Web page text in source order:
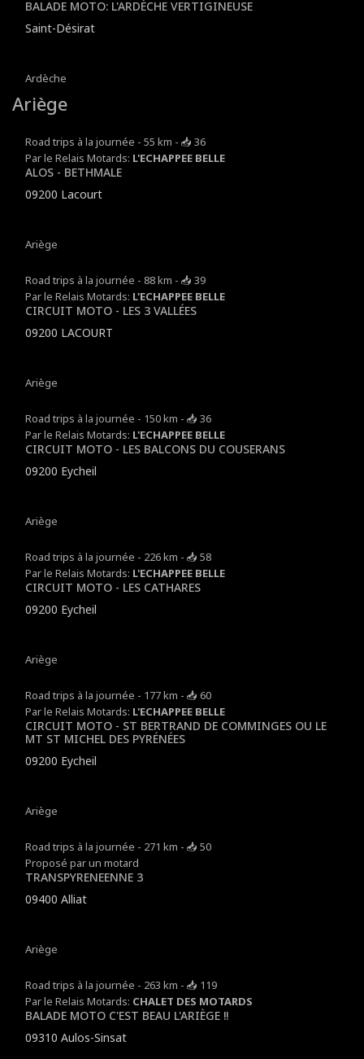
BALADE MOTO: L'ARDÈCHE VERTIGINEUSE
Saint-Désirat
Ardèche
Ariège
Road trips à la journée - 55 km - 📥 36
Par le Relais Motards: L'ECHAPPEE BELLE
ALOS - BETHMALE
09200 Lacourt
Ariège
Road trips à la journée - 88 km - 📥 39
Par le Relais Motards: L'ECHAPPEE BELLE
CIRCUIT MOTO - LES 3 VALLÉES
09200 LACOURT
Ariège
Road trips à la journée - 150 km - 📥 36
Par le Relais Motards: L'ECHAPPEE BELLE
CIRCUIT MOTO - LES BALCONS DU COUSERANS
09200 Eycheil
Ariège
Road trips à la journée - 226 km - 📥 58
Par le Relais Motards: L'ECHAPPEE BELLE
CIRCUIT MOTO - LES CATHARES
09200 Eycheil
Ariège
Road trips à la journée - 177 km - 📥 60
Par le Relais Motards: L'ECHAPPEE BELLE
CIRCUIT MOTO - ST BERTRAND DE COMMINGES OU LE
MT ST MICHEL DES PYRÉNÉES
09200 Eycheil
Ariège
Road trips à la journée - 271 km - 📥 50
Proposé par un motard
TRANSPYRENEENNE 3
09400 Alliat
Ariège
Road trips à la journée - 263 km - 📥 119
Par le Relais Motards: CHALET DES MOTARDS
BALADE MOTO C'EST BEAU L'ARIÈGE !!
09310 Aulos-Sinsat